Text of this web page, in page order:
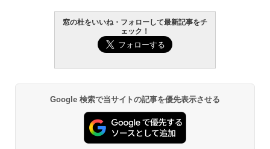
窓の杜をいいね・フォローして最新記事をチ
ェック！
Google 検索で当サイトの記事を優先表示させる